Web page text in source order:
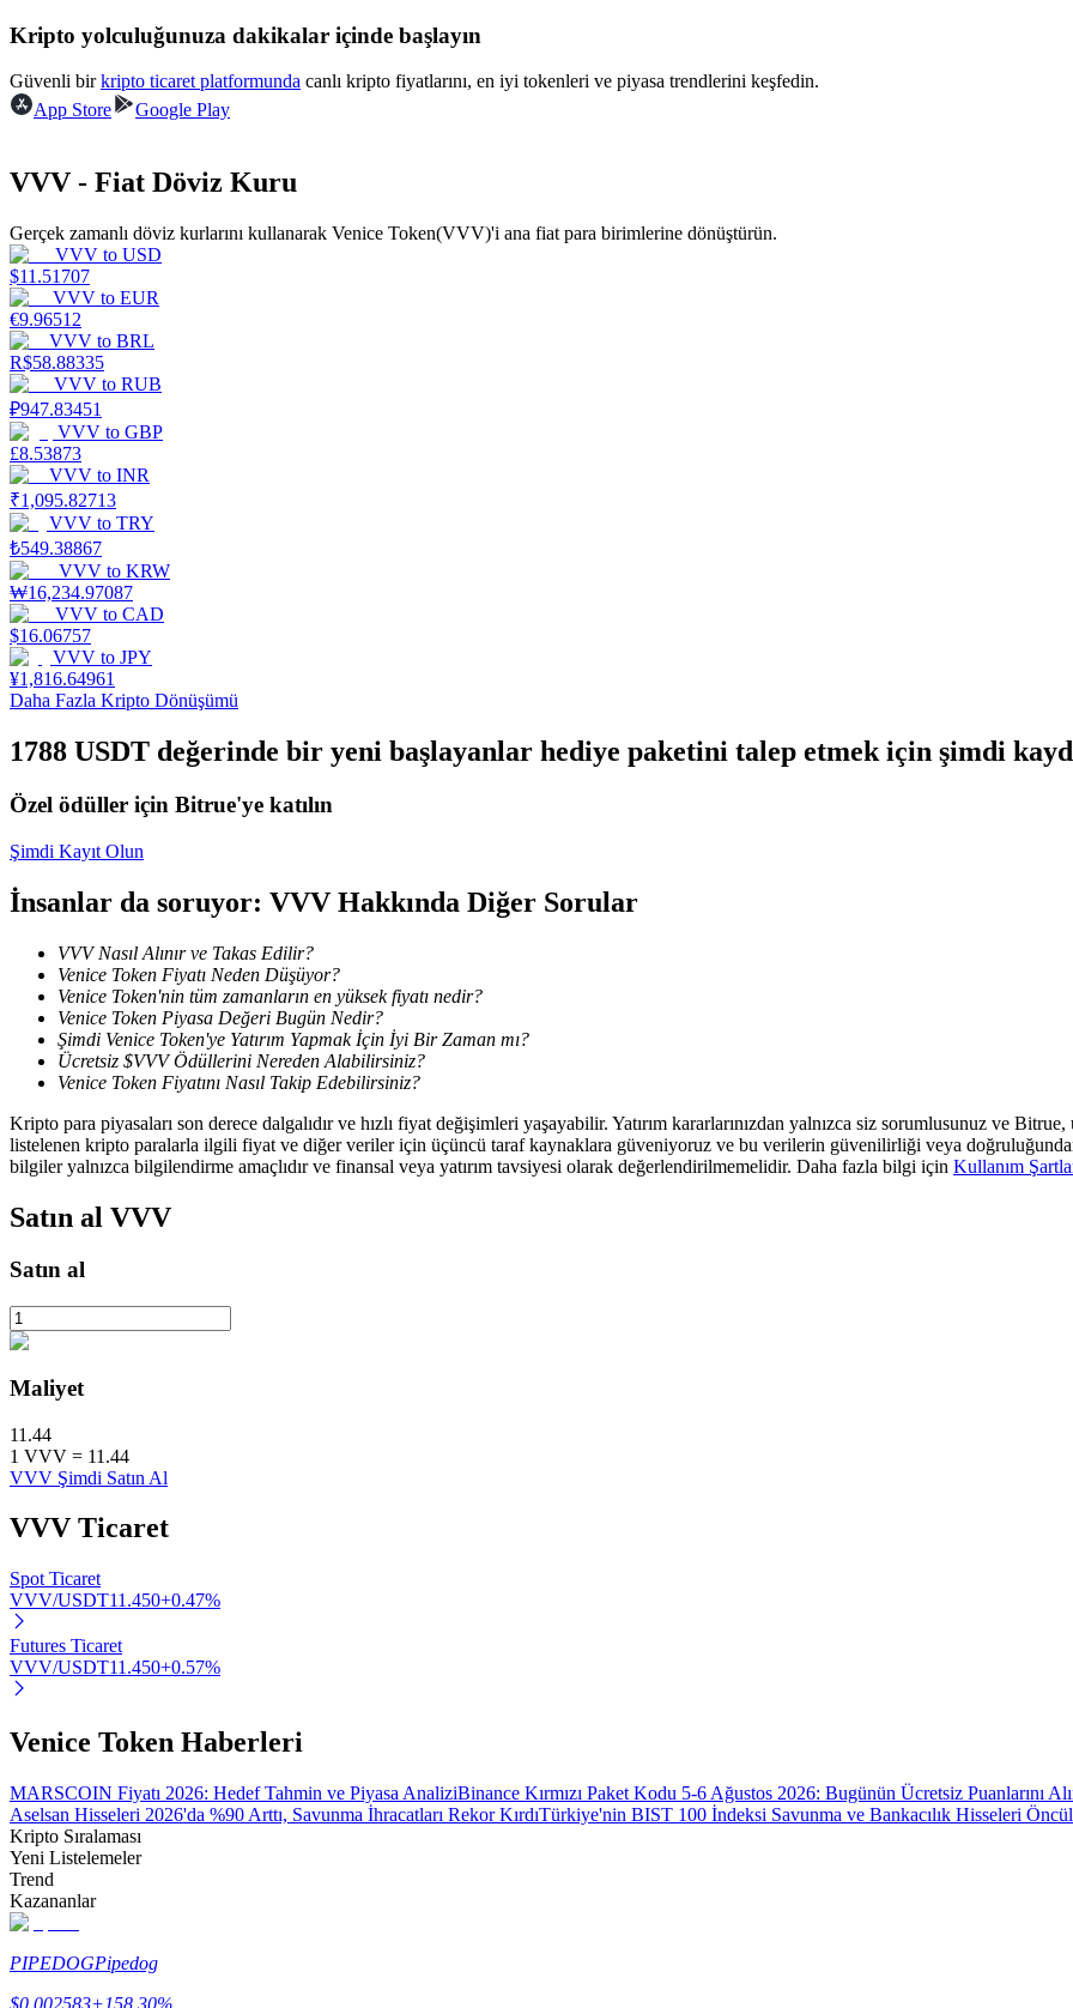
Ticaret stratejileri
Nasıl kârlı kalabileceğinizi öğrenin
Kazan
Power Piggy
Staking
Yüksek getiri ve anında erişim
Launchpool
Popüler token'lar kazanmak için esnek staking
BTR sahiplerine özel yatırımlar
Krediler
Kripto yolculuğunuza dakikalar içinde başlayın
Güvenli birkripto ticaret platformunda canlı kripto fiyatlarını, en iyi tokenleri ve piyasa trendlerini keşfedin.
App Store
Google Play
VVV - Fiat Döviz Kuru
Gerçek zamanlı döviz kurlarını kullanarak Venice Token(VVV)'i ana fiat para birimlerine dönüştürün.
VVV to USD
$11.51707
VVV to EUR
€9.96512
VVV to BRL
R$58.88335
VVV to RUB
₽947.83451
VVV to GBP
£8.53873
VVV to INR
₹1,095.82713
VVV to TRY
₺549.38867
VVV to KRW
₩16,234.97087
VVV to CAD
$16.06757
VVV to JPY
¥1,816.64961
Daha Fazla Kripto Dönüşümü
1788 USDT değerinde bir yeni başlayanlar hediye paketini talep etmek için şimdi
Özel ödüller için Bitrue'ye katılın
Şimdi Kayıt Olun
İnsanlar da soruyor: VVV Hakkında Diğer Sorular
VVV Nasıl Alınır ve Takas Edilir?
Venice Token Fiyatı Neden Düşüyor?
Venice Token'nin tüm zamanların en yüksek fiyatı nedir?
Venice Token Piyasa Değeri Bugün Nedir?
Şimdi Venice Token'ye Yatırım Yapmak İçin İyi Bir Zaman mı?
Ücretsiz $VVV Ödüllerini Nereden Alabilirsiniz?
Venice Token Fiyatını Nasıl Takip Edebilirsiniz?
Kripto para piyasaları son derece dalgalıdır ve hızlı fiyat değişimleri yaşayabilir. Yatırım kararlarınızdan yalnızca siz sorumlusunuz ve
listelenen kripto paralarla ilgili fiyat ve diğer veriler için üçüncü taraf kaynaklara güveniyoruz ve bu verilerin güvenilirliği veya
bilgiler yalnızca bilgilendirme amaçlıdır ve finansal veya yatırım tavsiyesi olarak değerlendirilmemelidir. Daha fazla bilgi için Kullanım
Satın al VVV
Satın al
Maliyet
11.44
1 VVV = 11.44
VVV Şimdi Satın Al
VVV Ticaret
Spot Ticaret
VVV/USDT11.450+0.47%
Futures Ticaret
VVV/USDT11.450+0.57%
Venice Token Haberleri
MARSCOIN Fiyatı 2026: Hedef Tahmin ve Piyasa AnaliziBinance Kırmızı Paket Kodu 5-6 Ağustos 2026: Bugünün Ücretsiz Puanlarını
Aselsan Hisseleri 2026'da %90 Arttı, Savunma İhracatları Rekor KırdıTürkiye'nin BIST 100 İndeksi Savunma ve Bankacılık Hisseleri
Kripto Sıralaması
Yeni Listelemeler
Trend
Kazananlar
PIPEDOGPipedog